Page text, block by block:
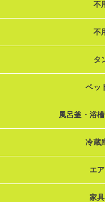
不
不
タ
ベッ
風呂釜・浴
冷蔵
エ
家